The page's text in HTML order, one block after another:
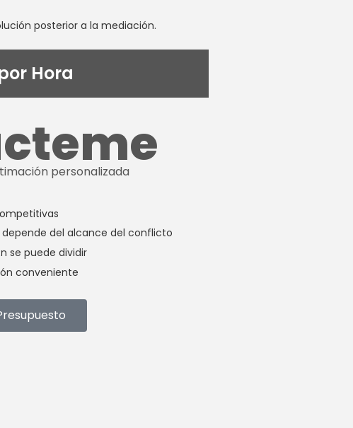
posterior a la mediación.
Hora
personalizada
del alcance del conflicto
se puede dividir
conveniente